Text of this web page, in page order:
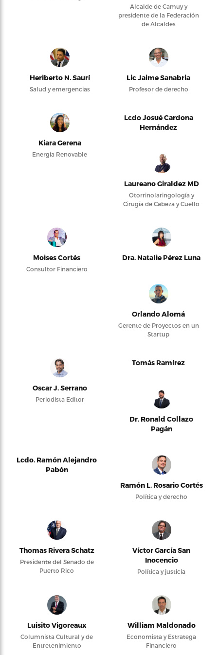
Alcalde de Camuy y
presidente de la Federación
de Alcaldes
Heriberto N. Saurí
Salud y emergencias
Lic Jaime Sanabria
Profesor de derecho
Kiara Gerena
Energía Renovable
Lcdo Josué Cardona
Hernández
Laureano Giraldez MD
Otorrinolaringología y
Cirugía de Cabeza y Cuello
Moises Cortés
Consultor Financiero
Dra. Natalie Pérez Luna
Orlando Alomá
Gerente de Proyectos en un
Startup
Oscar J. Serrano
Periodista Editor
Tomás Ramírez
Dr. Ronald Collazo
Pagán
Lcdo. Ramón Alejandro
Pabón
Ramón L. Rosario Cortés
Política y derecho
Thomas Rivera Schatz
Presidente del Senado de
Puerto Rico
Víctor García San
Inocencio
Política y justicia
Luisito Vigoreaux
Columnista Cultural y de
Entretenimiento
William Maldonado
Economista y Estratega
Financiero